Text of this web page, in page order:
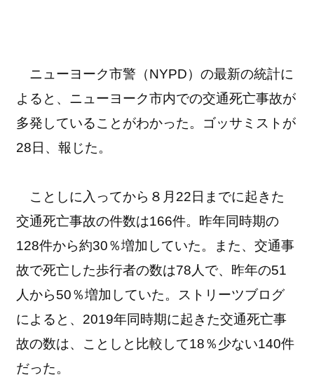
ニューヨーク市警（NYPD）の最新の統計に
よると、ニューヨーク市内での交通死亡事故が
多発していることがわかった。ゴッサミストが
28日、報じた。
ことしに入ってから８月22日までに起きた
交通死亡事故の件数は166件。昨年同時期の
128件から約30％増加していた。また、交通事
故で死亡した歩行者の数は78人で、昨年の51
人から50％増加していた。ストリーツブログ
によると、2019年同時期に起きた交通死亡事
故の数は、ことしと比較して18％少ない140件
だった。